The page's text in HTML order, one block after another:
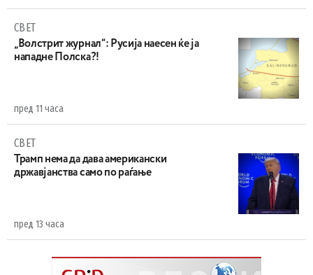
СВЕТ
„Волстрит журнал“: Русија наесен ќе ја
нападне Полска?!
пред 11 часа
СВЕТ
Трамп нема да дава американски
државјанства само по раѓање
пред 13 часа